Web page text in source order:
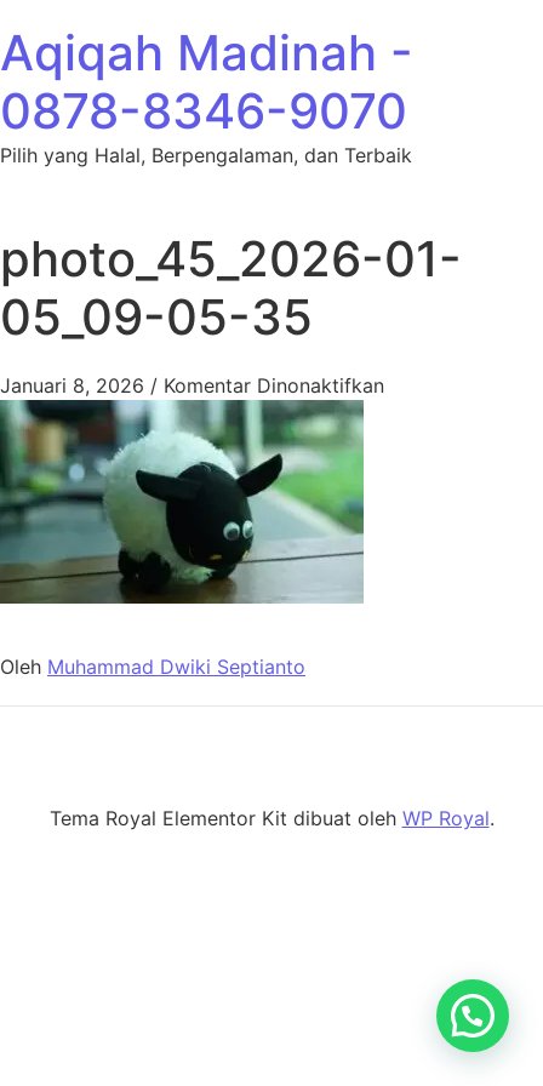
Aqiqah Madinah -
0878-8346-9070
Pilih yang Halal, Berpengalaman, dan Terbaik
photo_45_2026-01-
05_09-05-35
Januari 8, 2026 / Komentar Dinonaktifkanpada
Oleh Muhammad Dwiki Septianto
Tema Royal Elementor Kit dibuat oleh WP Royal.